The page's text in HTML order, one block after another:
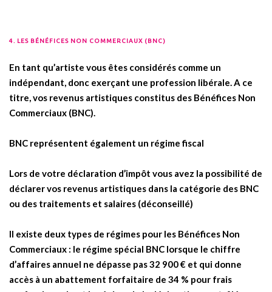
4. LES BÉNÉFICES NON COMMERCIAUX (BNC)
En tant qu’artiste vous êtes considérés comme un
indépendant, donc exerçant une profession libérale. A ce
titre, vos revenus artistiques constitus des Bénéfices Non
Commerciaux (BNC).
BNC représentent également un régime fiscal
Lors de votre déclaration d’impôt vous avez la possibilité de
déclarer vos revenus artistiques dans la catégorie des BNC
ou des traitements et salaires (déconseillé)
Il existe deux types de régimes pour les Bénéfices Non
Commerciaux : le régime spécial BNC lorsque le chiffre
d’affaires annuel ne dépasse pas 32 900 € et qui donne
accès à un abattement forfaitaire de 34 % pour frais